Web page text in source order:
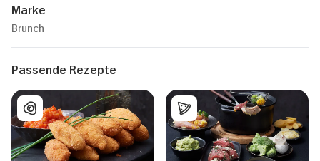
Marke
Brunch
Passende Rezepte